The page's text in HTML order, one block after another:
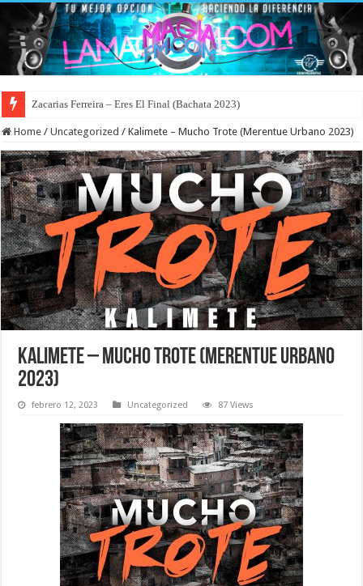
Zacarias Ferreira – Eres El Final (Bachata 2023)
Home / Uncategorized / Kalimete – Mucho Trote (Merentue Urbano 2023)
Kalimete – Mucho Trote (Merentue Urbano
2023)
febrero 12, 2023 Uncategorized 87 Views